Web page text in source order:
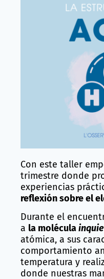
Con este taller
trimestre donde
experiencias
reflexión sobre el
Durante el
a la molécula
atómica, a sus
comportamiento
temperatura y
donde nuestras